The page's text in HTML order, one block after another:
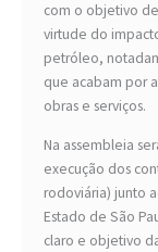
com o objetivo
virtude do
petróleo,
que acabam por
obras e serviços.
Na assembleia
execução dos
rodoviária) junto
Estado de São
claro e objetivo